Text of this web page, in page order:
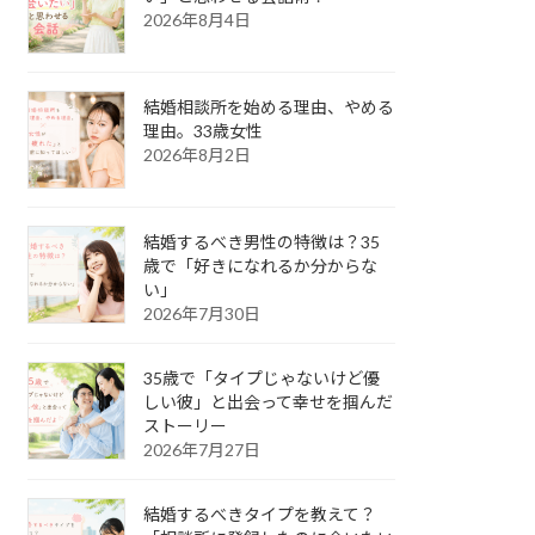
2026年8月4日
結婚相談所を始める理由、やめる
理由。33歳女性
2026年8月2日
結婚するべき男性の特徴は？35
歳で「好きになれるか分からな
い」
2026年7月30日
35歳で「タイプじゃないけど優
しい彼」と出会って幸せを掴んだ
ストーリー
2026年7月27日
結婚するべきタイプを教えて？